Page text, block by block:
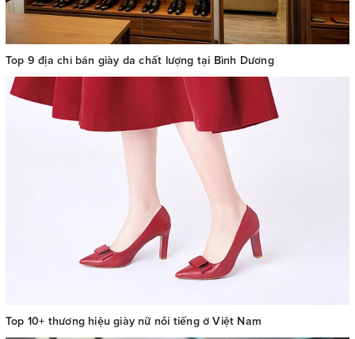
Top 9 địa chỉ bán giày da chất lượng tại Bình Dương
Top 10+ thương hiệu giày nữ nổi tiếng ở Việt Nam